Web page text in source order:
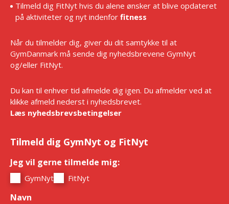
Tilmeld dig FitNyt hvis du alene ønsker at blive opdateret
på aktiviteter og nyt indenfor fitness
Når du tilmelder dig, giver du dit samtykke til at
GymDanmark må sende dig nyhedsbrevene GymNyt
og/eller FitNyt.
Du kan til enhver tid afmelde dig igen. Du afmelder ved at
klikke afmeld nederst i nyhedsbrevet.
Læs nyhedsbrevsbetingelser
Tilmeld dig GymNyt og FitNyt
Jeg vil gerne tilmelde mig:
GymNyt FitNyt
Navn